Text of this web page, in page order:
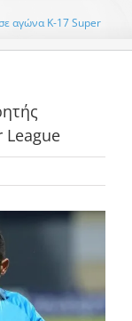
αγώνα K-17 Super
League